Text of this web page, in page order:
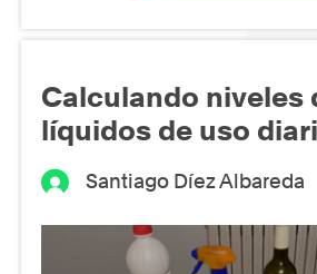
Calculando niveles
líquidos de uso
Santiago Díez Albareda